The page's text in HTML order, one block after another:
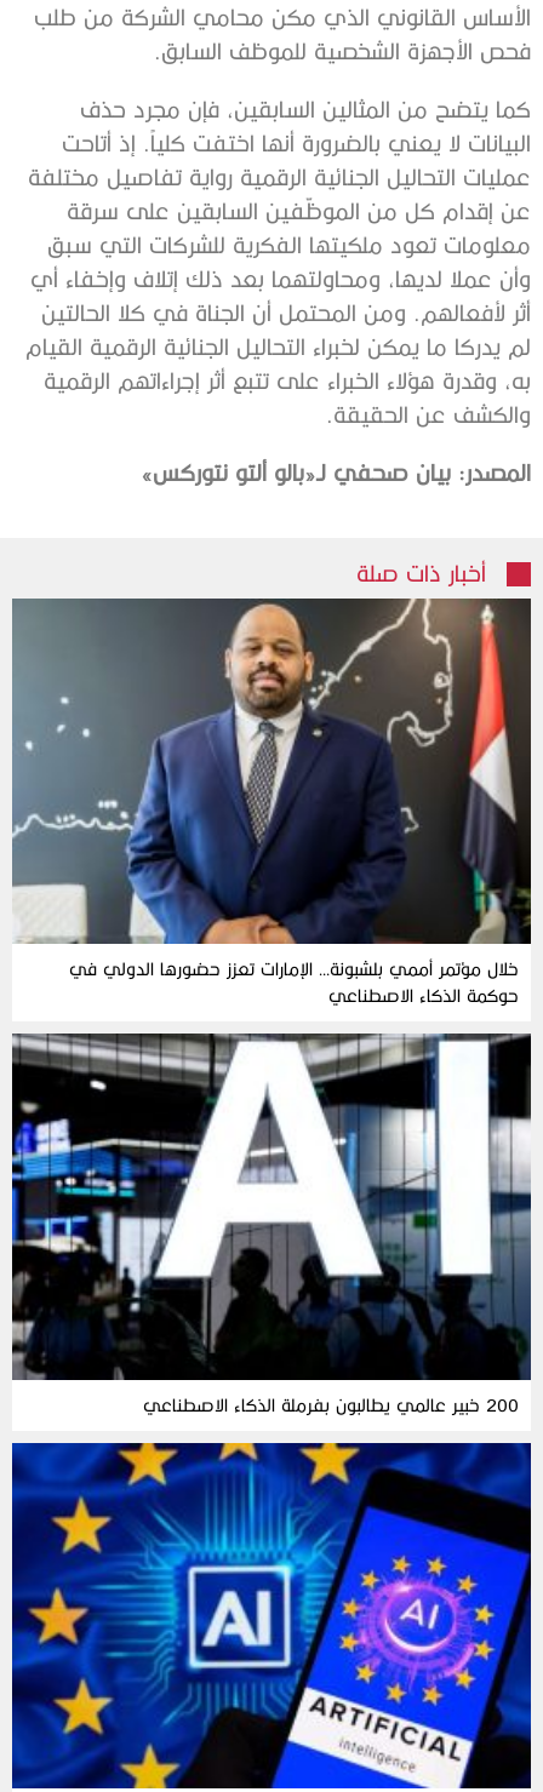
الأساس القانوني الذي مكن محامي الشركة من طلب
فحص الأجهزة الشخصية للموظف السابق.
كما يتضح من المثالين السابقين، فإن مجرد حذف
البيانات لا يعني بالضرورة أنها اختفت كلياً. إذ أتاحت
عمليات التحاليل الجنائية الرقمية رواية تفاصيل مختلفة
عن إقدام كل من الموظّفين السابقين على سرقة
معلومات تعود ملكيتها الفكرية للشركات التي سبق
وأن عملا لديها، ومحاولتهما بعد ذلك إتلاف وإخفاء أي
أثر لأفعالهم. ومن المحتمل أن الجناة في كلا الحالتين
لم يدركا ما يمكن لخبراء التحاليل الجنائية الرقمية القيام
به، وقدرة هؤلاء الخبراء على تتبع أثر إجراءاتهم الرقمية
والكشف عن الحقيقة.
المصدر: بيان صحفي لـ«بالو ألتو نتوركس»
أخبار ذات صلة
خلال مؤتمر أممي بلشبونة… الإمارات تعزز حضورها الدولي في
حوكمة الذكاء الاصطناعي
200 خبير عالمي يطالبون بفرملة الذكاء الاصطناعي